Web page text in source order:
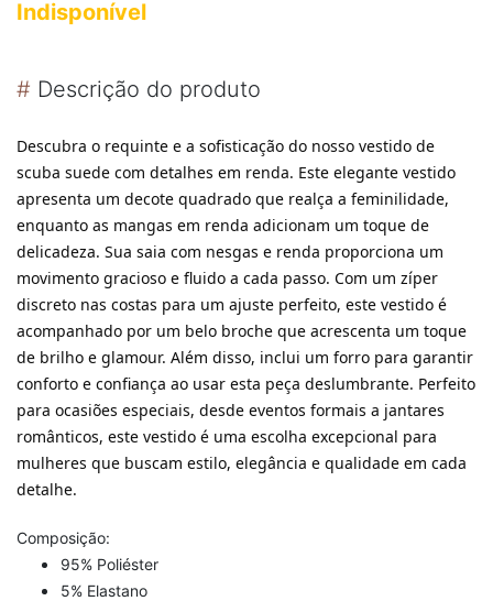
Indisponível
# Descrição do produto
Descubra o requinte e a sofisticação do nosso vestido de
scuba suede com detalhes em renda. Este elegante vestido
apresenta um decote quadrado que realça a feminilidade,
enquanto as mangas em renda adicionam um toque de
delicadeza. Sua saia com nesgas e renda proporciona um
movimento gracioso e fluido a cada passo. Com um zíper
discreto nas costas para um ajuste perfeito, este vestido é
acompanhado por um belo broche que acrescenta um toque
de brilho e glamour. Além disso, inclui um forro para garantir
conforto e confiança ao usar esta peça deslumbrante. Perfeito
para ocasiões especiais, desde eventos formais a jantares
românticos, este vestido é uma escolha excepcional para
mulheres que buscam estilo, elegância e qualidade em cada
detalhe.
Composição:
95% Poliéster
5% Elastano